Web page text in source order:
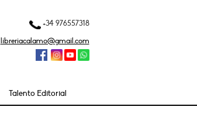
+34 976557318
libreriacalamo@gmail.com
Talento Editorial